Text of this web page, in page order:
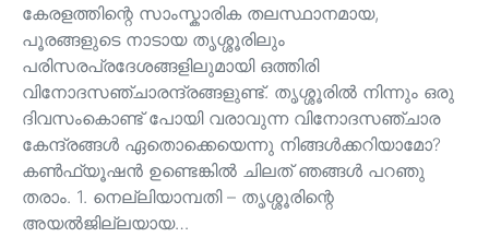
കേരളത്തിന്റെ സാംസ്കാരിക തലസ്ഥാനമായ,
പൂരങ്ങളുടെ നാടായ തൃശ്ശൂരിലും
പരിസരപ്രദേശങ്ങളിലുമായി ഒത്തിരി
വിനോദസഞ്ചാരന്ദ്രങ്ങളുണ്ട്. തൃശ്ശൂരിൽ നിന്നും ഒരു
ദിവസംകൊണ്ട് പോയി വരാവുന്ന വിനോദസഞ്ചാര
കേന്ദ്രങ്ങൾ ഏതൊക്കെയെന്നു നിങ്ങൾക്കറിയാമോ?
കൺഫ്യൂഷൻ ഉണ്ടെങ്കിൽ ചിലത് ഞങ്ങൾ പറഞു
തരാം. 1. നെല്ലിയാമ്പതി – തൃശ്ശൂരിന്റെ
അയൽജില്ലയായ…